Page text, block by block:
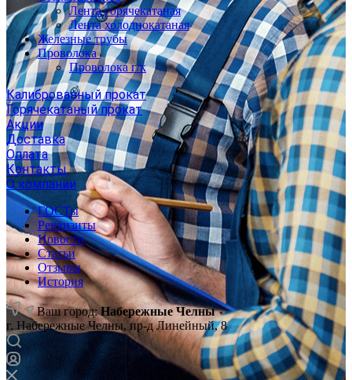
Лента горячекатаная
Лента холоднокатаная
Железные трубы
Проволока
Проволока г/к
Калиброванный прокат
Горячекатаный прокат
Акции
Доставка
Оплата
Контакты
О компании
ГОСТы
Реквизиты
Новости
Статьи
Отзывы
История
Ваш город:Набережные Челны
г. Набережные Челны, пр-д Линейный, 8